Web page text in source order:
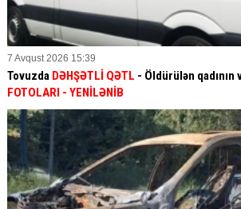
7 Avqust 2026 15:39
Tovuzda DƏHŞƏTLİ QƏTL - Öldürülən
FOTOLARI - YENİLƏNİB